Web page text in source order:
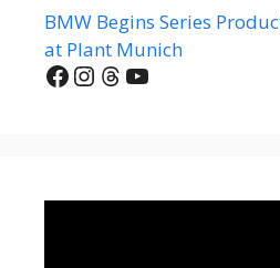
BMW Begins Series
at Plant Munich
Facebook
Instagram
Threads
YouTube